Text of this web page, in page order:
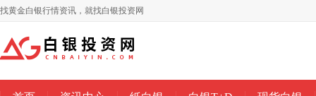
找黄金白银行情资讯，就找白银投资网